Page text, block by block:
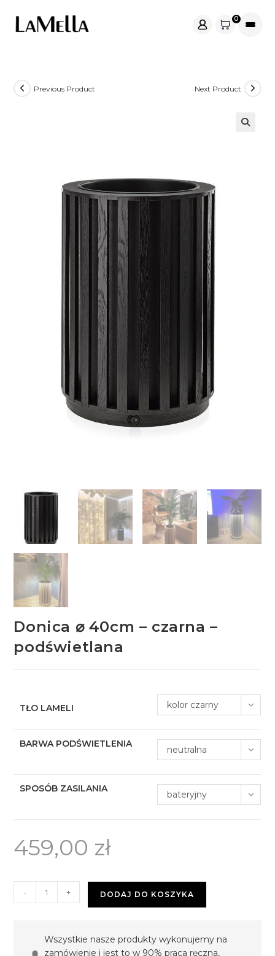
Skip
0
Previous Product Next Product
Donica ⌀ 40cm – czarna –
podświetlana
TŁO LAMELI kolor czarny
BARWA PODŚWIETLENIA
neutralna
SPOSÓB ZASILANIA
bateryjny
459,00 zł
Donica
- + DODAJ DO KOSZYKA
Wszystkie nasze produkty wykonujemy na
zamówienie i jest to w 90% praca ręczna,